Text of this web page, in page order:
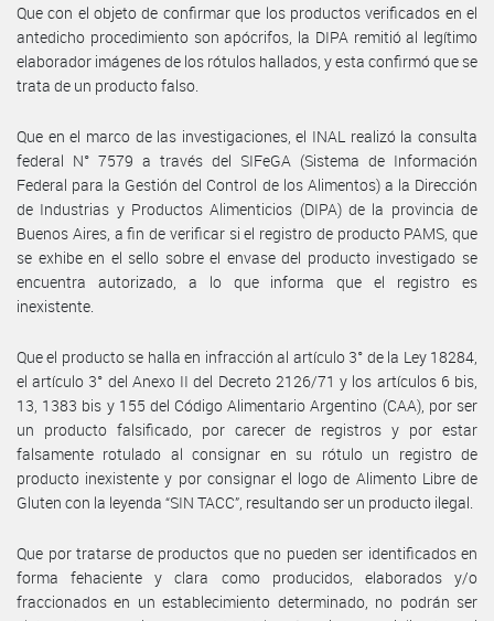
Que con el objeto de confirmar que los productos verificados en el
antedicho procedimiento son apócrifos, la DIPA remitió al legítimo
elaborador imágenes de los rótulos hallados, y esta confirmó que se
trata de un producto falso.
Que en el marco de las investigaciones, el INAL realizó la consulta
federal N° 7579 a través del SIFeGA (Sistema de Información
Federal para la Gestión del Control de los Alimentos) a la Dirección
de Industrias y Productos Alimenticios (DIPA) de la provincia de
Buenos Aires, a fin de verificar si el registro de producto PAMS, que
se exhibe en el sello sobre el envase del producto investigado se
encuentra autorizado, a lo que informa que el registro es
inexistente.
Que el producto se halla en infracción al artículo 3° de la Ley 18284,
el artículo 3° del Anexo II del Decreto 2126/71 y los artículos 6 bis,
13, 1383 bis y 155 del Código Alimentario Argentino (CAA), por ser
un producto falsificado, por carecer de registros y por estar
falsamente rotulado al consignar en su rótulo un registro de
producto inexistente y por consignar el logo de Alimento Libre de
Gluten con la leyenda “SIN TACC”, resultando ser un producto ilegal.
Que por tratarse de productos que no pueden ser identificados en
forma fehaciente y clara como producidos, elaborados y/o
fraccionados en un establecimiento determinado, no podrán ser